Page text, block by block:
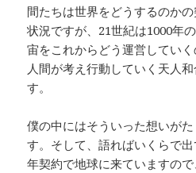
間たちは世界をどうするのか
状況ですが、21世紀は1000年
宙をこれからどう運営してい
人間が考え行動していく天人
す。
僕の中にはそういった想いが
す。そして、語ればいくらで
年契約で地球に来ていますの